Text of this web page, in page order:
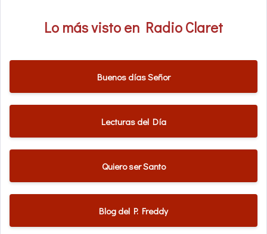
Lo más visto en Radio Claret
Buenos días Señor
Lecturas del Día
Quiero ser Santo
Blog del P. Freddy